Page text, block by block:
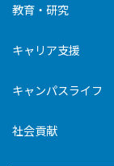
教育・研究
キャリア支援
キャンパスライフ
社会貢献